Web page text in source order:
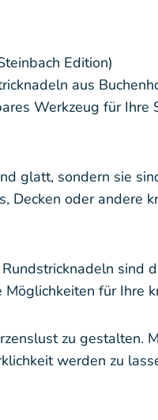
Edition)
aus
Werkzeug für
glatt, sondern sie
Decken oder andere
sind
für Ihre
zu gestalten.
werden zu